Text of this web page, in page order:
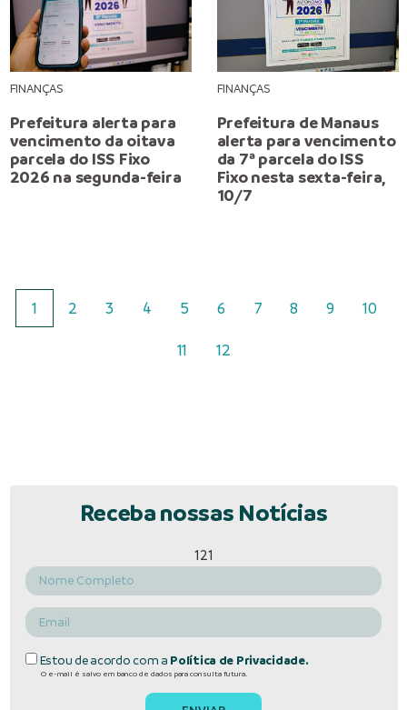
FINANÇAS
Prefeitura alerta para
vencimento da oitava
parcela do ISS Fixo
2026 na segunda-feira
FINANÇAS
Prefeitura de Manaus
alerta para vencimento
da 7ª parcela do ISS
Fixo nesta sexta-feira,
10/7
1 2 3 4 5 6 7 8 9 10
11 12
Receba nossas Notícias
121
Estou de acordo com a Política de Privacidade.
O e-mail é salvo em banco de dados para consulta futura.